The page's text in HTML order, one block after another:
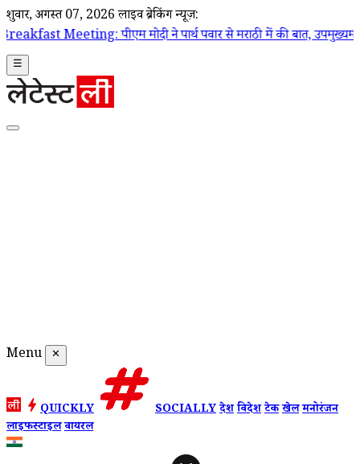
शुक्रवार, अगस्त 07, 2026 लाइव ब्रेकिंग न्यूज़:
पीएम मोदी ने पार्थ पवार से मराठी में की बात, उपमुख्यमंत्री सुनेत्रा पवार
☰
Menu ✕
QUICKLY SOCIALLYदेशविदेशटेकखेलमनोरंजन
लाइफस्टाइलवायरल